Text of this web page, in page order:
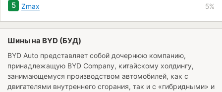
5 Zmax 5%
Шины на BYD (БУД)
BYD Auto представляет собой дочернюю компанию,
принадлежащую BYD Company, китайскому холдингу,
занимающемуся производством автомобилей, как с
двигателями внутреннего сгорания, так и с «гибридными» и